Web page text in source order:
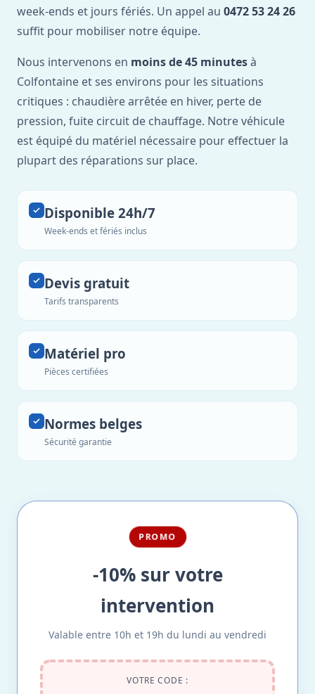
week-ends et jours fériés. Un appel au 0472 53 24 26
suffit pour mobiliser notre équipe.
Nous intervenons en moins de 45 minutesà
Colfontaine et ses environs pour les situations
critiques : chaudière arrêtée en hiver, perte de
pression, fuite circuit de chauffage. Notre véhicule
est équipé du matériel nécessaire pour effectuer la
plupart des réparations sur place.
Disponible 24h/7
Week-ends et fériés inclus
Devis gratuit
Tarifs transparents
Matériel pro
Pièces certifiées
Normes belges
Sécurité garantie
PROMO
-10% sur votre
intervention
Valable entre 10h et 19h du lundi au vendredi
VOTRE CODE :